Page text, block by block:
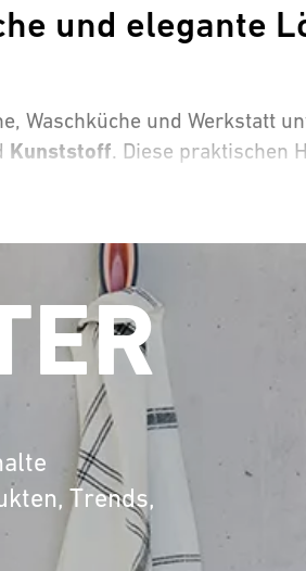
und elegante
Waschküche und Werkstatt
Kunststoff. Diese praktischen
Edelstahl, die durch ihre
in verschiedenen
eine praktische und
die durch ihr edles
die ideale Lösung für deine
aus unseremOnline-Shop
Trends,